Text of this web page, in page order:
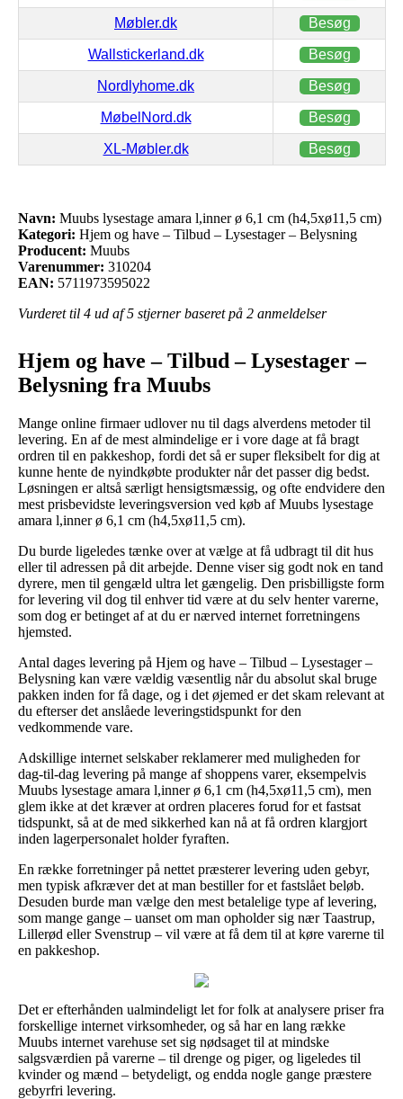
Møbler.dk Besøg
Wallstickerland.dk Besøg
Nordlyhome.dk Besøg
MøbelNord.dk Besøg
XL-Møbler.dk Besøg
Navn: Muubs lysestage amara l,inner ø 6,1 cm (h4,5xø11,5 cm)
Kategori: Hjem og have – Tilbud – Lysestager – Belysning
Producent: Muubs
Varenummer: 310204
EAN: 5711973595022
Vurderet til 4 ud af 5 stjerner baseret på 2 anmeldelser
Hjem og have – Tilbud – Lysestager –
Belysning fra Muubs
Mange online firmaer udlover nu til dags alverdens metoder til
levering. En af de mest almindelige er i vore dage at få bragt
ordren til en pakkeshop, fordi det så er super fleksibelt for dig at
kunne hente de nyindkøbte produkter når det passer dig bedst.
Løsningen er altså særligt hensigtsmæssig, og ofte endvidere den
mest prisbevidste leveringsversion ved køb af Muubs lysestage
amara l,inner ø 6,1 cm (h4,5xø11,5 cm).
Du burde ligeledes tænke over at vælge at få udbragt til dit hus
eller til adressen på dit arbejde. Denne viser sig godt nok en tand
dyrere, men til gengæld ultra let gængelig. Den prisbilligste form
for levering vil dog til enhver tid være at du selv henter varerne,
som dog er betinget af at du er nærved internet forretningens
hjemsted.
Antal dages levering på Hjem og have – Tilbud – Lysestager –
Belysning kan være vældig væsentlig når du absolut skal bruge
pakken inden for få dage, og i det øjemed er det skam relevant at
du efterser det anslåede leveringstidspunkt for den
vedkommende vare.
Adskillige internet selskaber reklamerer med muligheden for
dag-til-dag levering på mange af shoppens varer, eksempelvis
Muubs lysestage amara l,inner ø 6,1 cm (h4,5xø11,5 cm), men
glem ikke at det kræver at ordren placeres forud for et fastsat
tidspunkt, så at de med sikkerhed kan nå at få ordren klargjort
inden lagerpersonalet holder fyraften.
En række forretninger på nettet præsterer levering uden gebyr,
men typisk afkræver det at man bestiller for et fastslået beløb.
Desuden burde man vælge den mest betalelige type af levering,
som mange gange – uanset om man opholder sig nær Taastrup,
Lillerød eller Svenstrup – vil være at få dem til at køre varerne til
en pakkeshop.
Det er efterhånden ualmindeligt let for folk at analysere priser fra
forskellige internet virksomheder, og så har en lang række
Muubs internet varehuse set sig nødsaget til at mindske
salgsværdien på varerne – til drenge og piger, og ligeledes til
kvinder og mænd – betydeligt, og endda nogle gange præstere
gebyrfri levering.